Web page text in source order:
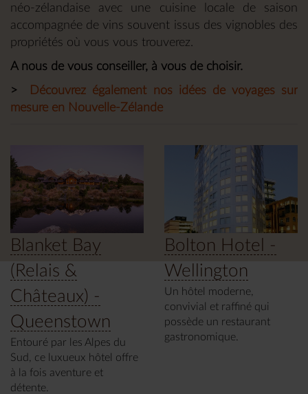
néo-zélandaise avec une cuisine locale de saison
accompagnée de vins souvent issus des vignobles des
propriétés où vous vous trouverez.
A nous de vous conseiller, à vous de choisir.
>
Découvrez également nos idées de voyages sur
mesure en Nouvelle-Zélande
Blanket Bay
(Relais &
Châteaux) -
Queenstown
Entouré par les Alpes du
Sud, ce luxueux hôtel offre
à la fois aventure et
détente.
Bolton Hotel -
Wellington
Un hôtel moderne,
convivial et raffiné qui
possède un restaurant
gastronomique.